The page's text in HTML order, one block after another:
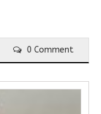
0 Comment